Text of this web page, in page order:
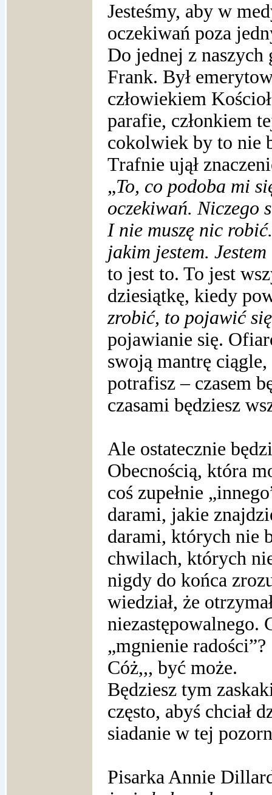
Jesteśmy, aby w
oczekiwań poza
Do jednej z
Frank. Był
człowiekiem
parafie, członkiem
cokolwiek by to nie
Trafnie ujął
„To, co podoba mi
oczekiwań. Niczego
I nie muszę nic
jakim jestem.
to jest to. To jest
dziesiątkę, kiedy
zrobić, to pojawić się
pojawianie się.
swoją mantrę
potrafisz – czasem
czasami będziesz
Ale ostatecznie
Obecnością, która
coś zupełnie
darami, jakie
darami, których nie
chwilach, których
nigdy do końca
wiedział, że
niezastępowalnego.
„mgnienie
Cóż,,, być może.
Będziesz tym
często, abyś chciał
siadanie w tej
Pisarka Annie